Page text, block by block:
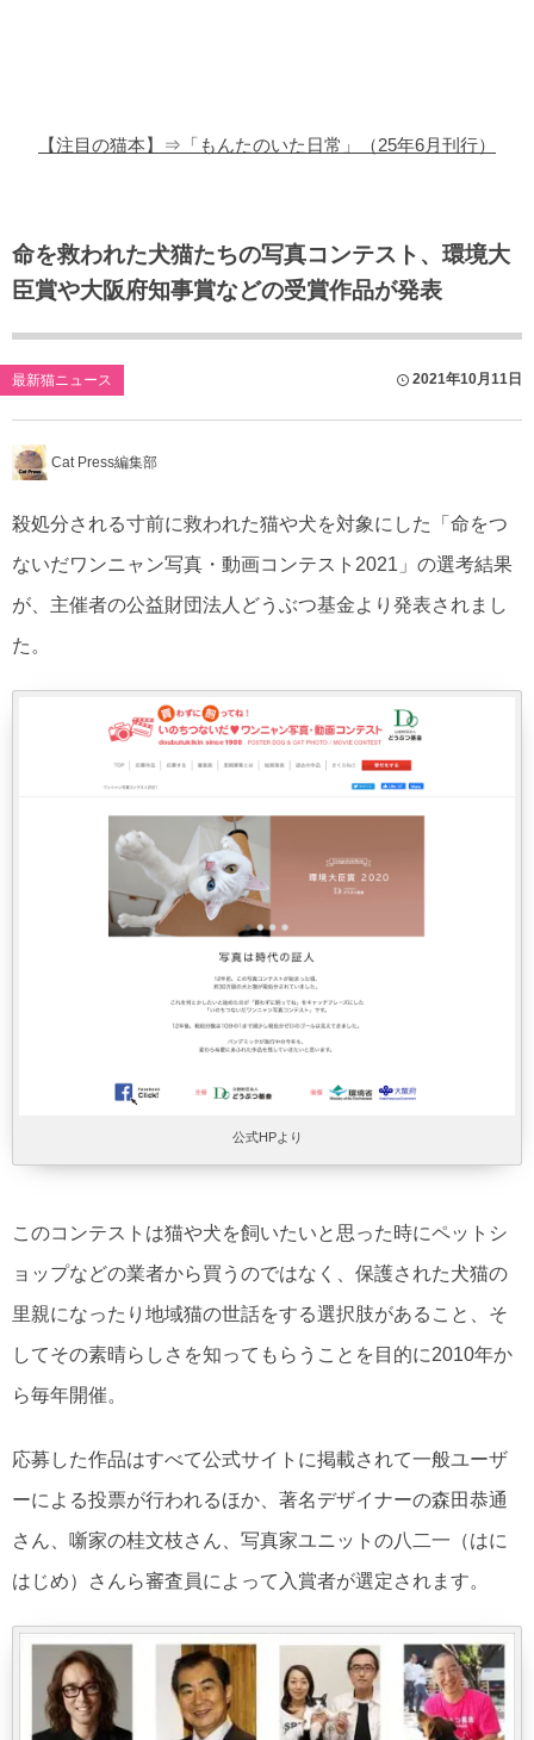
【注目の猫本】⇒「もんたのいた日常」（25年6月刊行）
命を救われた犬猫たちの写真コンテスト、環境大
臣賞や大阪府知事賞などの受賞作品が発表
最新猫ニュース 2021年10月11日
Cat Press編集部
殺処分される寸前に救われた猫や犬を対象にした「命をつ
ないだワンニャン写真・動画コンテスト2021」の選考結果
が、主催者の公益財団法人どうぶつ基金より発表されまし
た。
公式HPより
このコンテストは猫や犬を飼いたいと思った時にペットシ
ョップなどの業者から買うのではなく、保護された犬猫の
里親になったり地域猫の世話をする選択肢があること、そ
してその素晴らしさを知ってもらうことを目的に2010年か
ら毎年開催。
応募した作品はすべて公式サイトに掲載されて一般ユーザ
ーによる投票が行われるほか、著名デザイナーの森田恭通
さん、噺家の桂文枝さん、写真家ユニットの八二一（はに
はじめ）さんら審査員によって入賞者が選定されます。
猫のゲーム・アプリ
猫のフリー写真素材